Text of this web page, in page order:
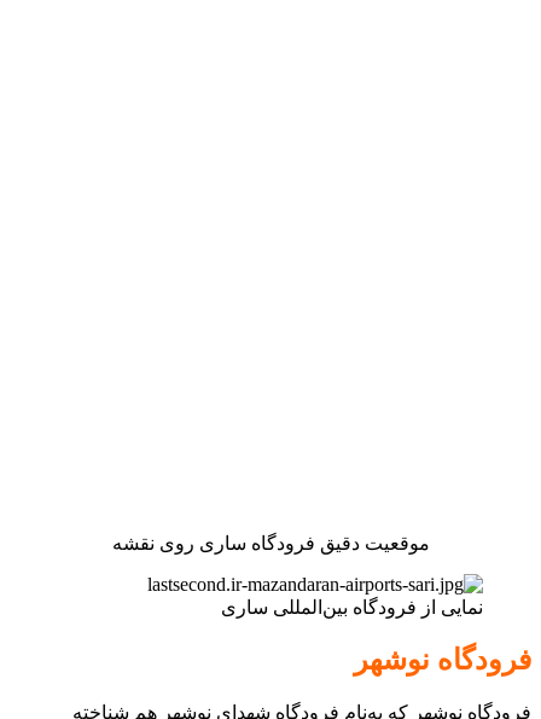
موقعیت دقیق فرودگاه ساری روی نقشه
نمایی از فرودگاه بین‌المللی ساری
فرودگاه نوشهر
فرودگاه نوشهر که به‌نام فرودگاه شهدای نوشهر هم شناخته